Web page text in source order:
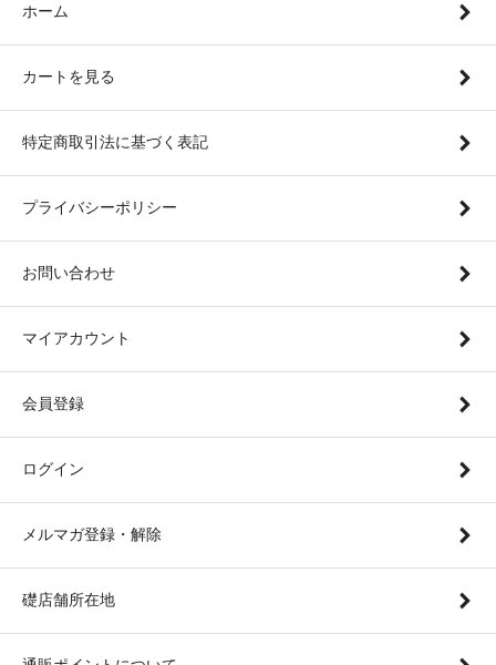
ホーム
カートを見る
特定商取引法に基づく表記
プライバシーポリシー
お問い合わせ
マイアカウント
会員登録
ログイン
メルマガ登録・解除
礎店舗所在地